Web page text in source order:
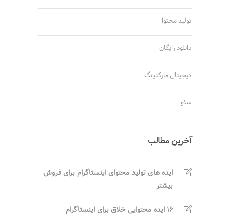
تولید محتوا
دانلود رایگان
دیجیتال مارکتینگ
سئو
آخرین مطالب
ایده های تولید محتوای اینستاگرام برای فروش
بیشتر
16 ایده محتوایی خلاق برای اینستاگرام